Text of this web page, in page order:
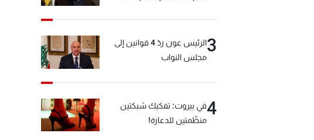
3
الرئيس عون ردّ 4 قوانين إلى
مجلس النواب
4في بيروت: تفكيك شبكتين
منظّمتين للدعارة!